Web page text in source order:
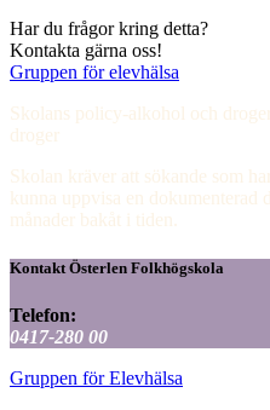
Har du frågor kring detta?
Kontakta gärna oss!
Gruppen för elevhälsa
Skolans policy-alkohol och
droger
Skolan kräver att sökande som
kunna uppvisa en dokumenterad
månader bakåt i tiden.
Kontakt Österlen Folkhögskola
Telefon:
0417-280 00
Gruppen för Elevhälsa